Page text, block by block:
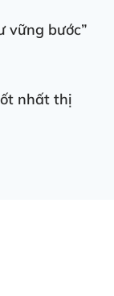
vững bước”
nhất thị